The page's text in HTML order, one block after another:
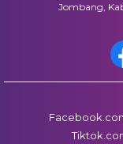
Jombang,